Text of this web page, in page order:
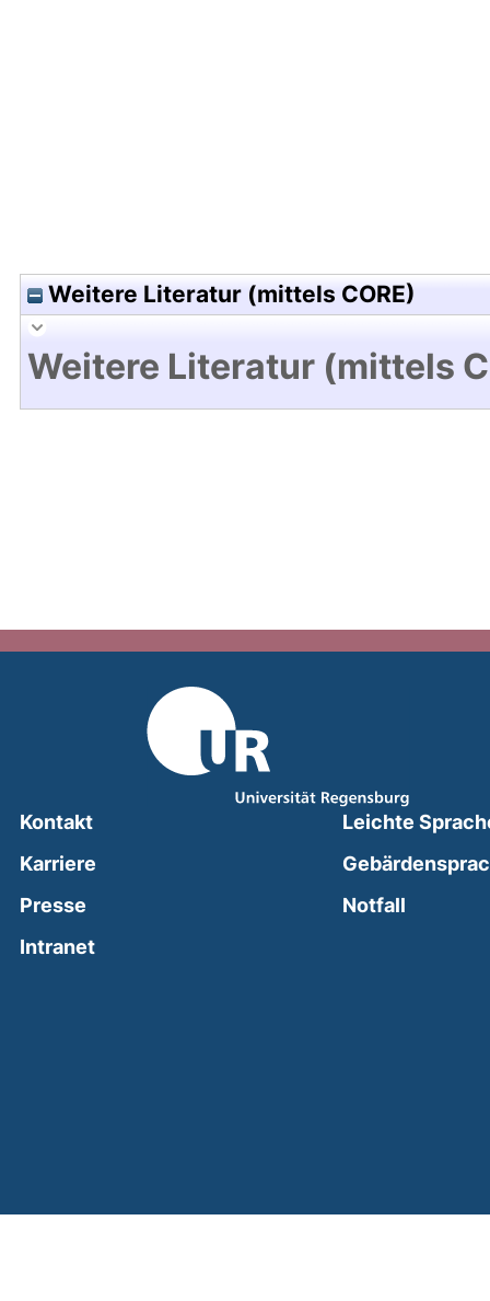
Weitere Literatur (mittels CORE)
Weitere Literatur (mittels
Kontakt
Karriere
Presse
Intranet(external link, opens in a new window)
Leichte
Notfall